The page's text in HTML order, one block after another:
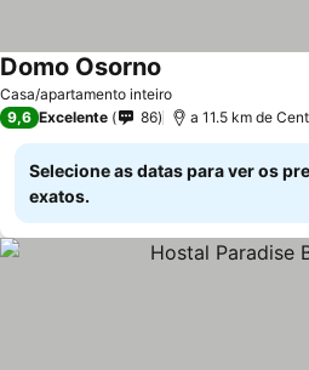
Casa/apartamento inteiro
Domo Osorno
9,6 Excelente 86 a 11.5 km de
Selecione as datas para ver os
exatos.